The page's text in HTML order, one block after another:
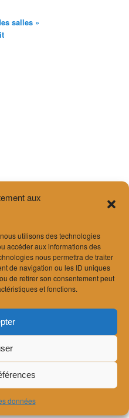
aux
utilisons des technologies
accéder aux informations des
nous permettra de traiter
de navigation ou les ID uniques
de retirer son consentement peut
et fonctions.
données
salles »